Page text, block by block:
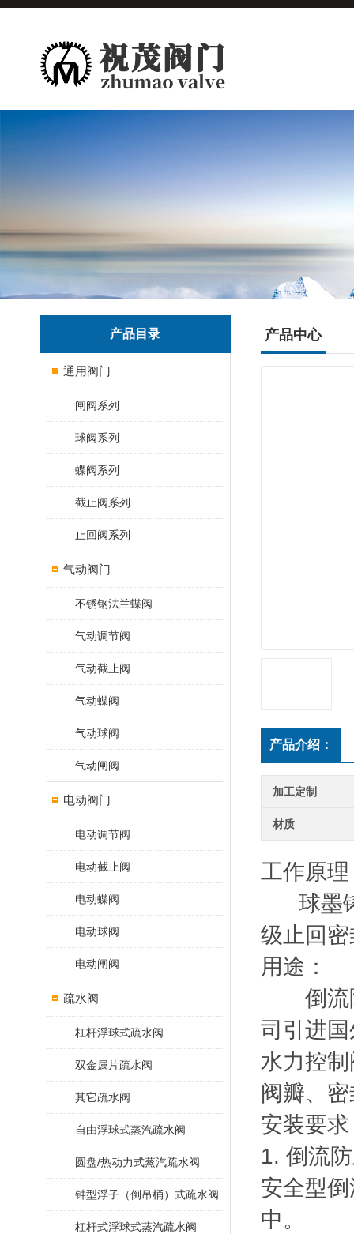
产品目录
通用阀门
闸阀系列
球阀系列
蝶阀系列
截止阀系列
止回阀系列
气动阀门
不锈钢法兰蝶阀
气动调节阀
气动截止阀
气动蝶阀
气动球阀
气动闸阀
电动阀门
电动调节阀
电动截止阀
电动蝶阀
电动球阀
电动闸阀
疏水阀
杠杆浮球式疏水阀
双金属片疏水阀
其它疏水阀
自由浮球式蒸汽疏水阀
圆盘/热动力式蒸汽疏水阀
钟型浮子（倒吊桶）式疏水阀
杠杆式浮球式蒸汽疏水阀
产品中心
产品介绍：
加工定制
材质
工作原理
球墨铸
级止回
用途：
倒流防
司引进
水力控
阀瓣、
安装要
1. 倒流
安全型
中。